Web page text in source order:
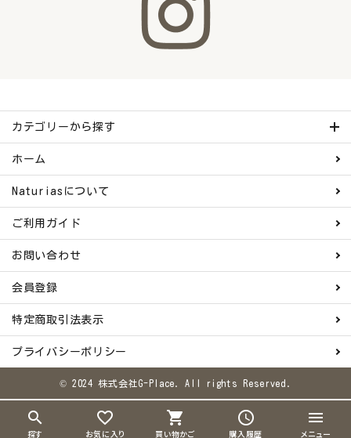
search
探す
favorite_border
お気に入り
shopping_cart
買い物かご
schedule
購入履歴
menu
メニュー
カテゴリーから探す
ホーム
Naturiasについて
ご利用ガイド
お問い合わせ
会員登録
特定商取引法表示
プライバシーポリシー
© 2024 株式会社G-Place. All rights Reserved.